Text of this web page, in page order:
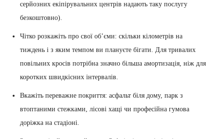
серйозних екіпірувальних центрів надають таку послугу
безкоштовно).
Чітко розкажіть про свої об’єми: скільки кілометрів на
тиждень і з яким темпом ви плануєте бігати. Для тривалих
повільних кросів потрібна значно більша амортизація, ніж для
коротких швидкісних інтервалів.
Вкажіть переважне покриття: асфальт біля дому, парк з
втоптаними стежками, лісові хащі чи професійна гумова
доріжка на стадіоні.